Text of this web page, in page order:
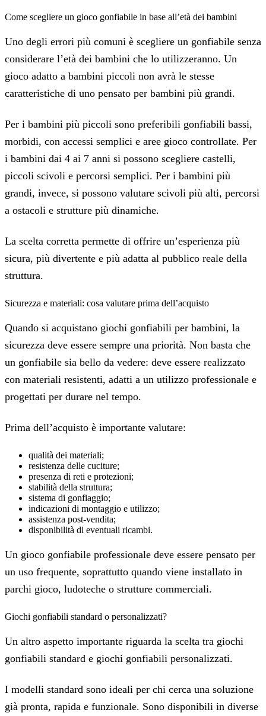
Come scegliere un gioco gonfiabile in base all’età dei bambini
Uno degli errori più comuni è scegliere un gonfiabile senza
considerare l’età dei bambini che lo utilizzeranno. Un
gioco adatto a bambini piccoli non avrà le stesse
caratteristiche di uno pensato per bambini più grandi.
Per i bambini più piccoli sono preferibili gonfiabili bassi,
morbidi, con accessi semplici e aree gioco controllate. Per
i bambini dai 4 ai 7 anni si possono scegliere castelli,
piccoli scivoli e percorsi semplici. Per i bambini più
grandi, invece, si possono valutare scivoli più alti, percorsi
a ostacoli e strutture più dinamiche.
La scelta corretta permette di offrire un’esperienza più
sicura, più divertente e più adatta al pubblico reale della
struttura.
Sicurezza e materiali: cosa valutare prima dell’acquisto
Quando si acquistano giochi gonfiabili per bambini, la
sicurezza deve essere sempre una priorità. Non basta che
un gonfiabile sia bello da vedere: deve essere realizzato
con materiali resistenti, adatti a un utilizzo professionale e
progettati per durare nel tempo.
Prima dell’acquisto è importante valutare:
qualità dei materiali;
resistenza delle cuciture;
presenza di reti e protezioni;
stabilità della struttura;
sistema di gonfiaggio;
indicazioni di montaggio e utilizzo;
assistenza post-vendita;
disponibilità di eventuali ricambi.
Un gioco gonfiabile professionale deve essere pensato per
un uso frequente, soprattutto quando viene installato in
parchi gioco, ludoteche o strutture commerciali.
Giochi gonfiabili standard o personalizzati?
Un altro aspetto importante riguarda la scelta tra giochi
gonfiabili standard e giochi gonfiabili personalizzati.
I modelli standard sono ideali per chi cerca una soluzione
già pronta, rapida e funzionale. Sono disponibili in diverse